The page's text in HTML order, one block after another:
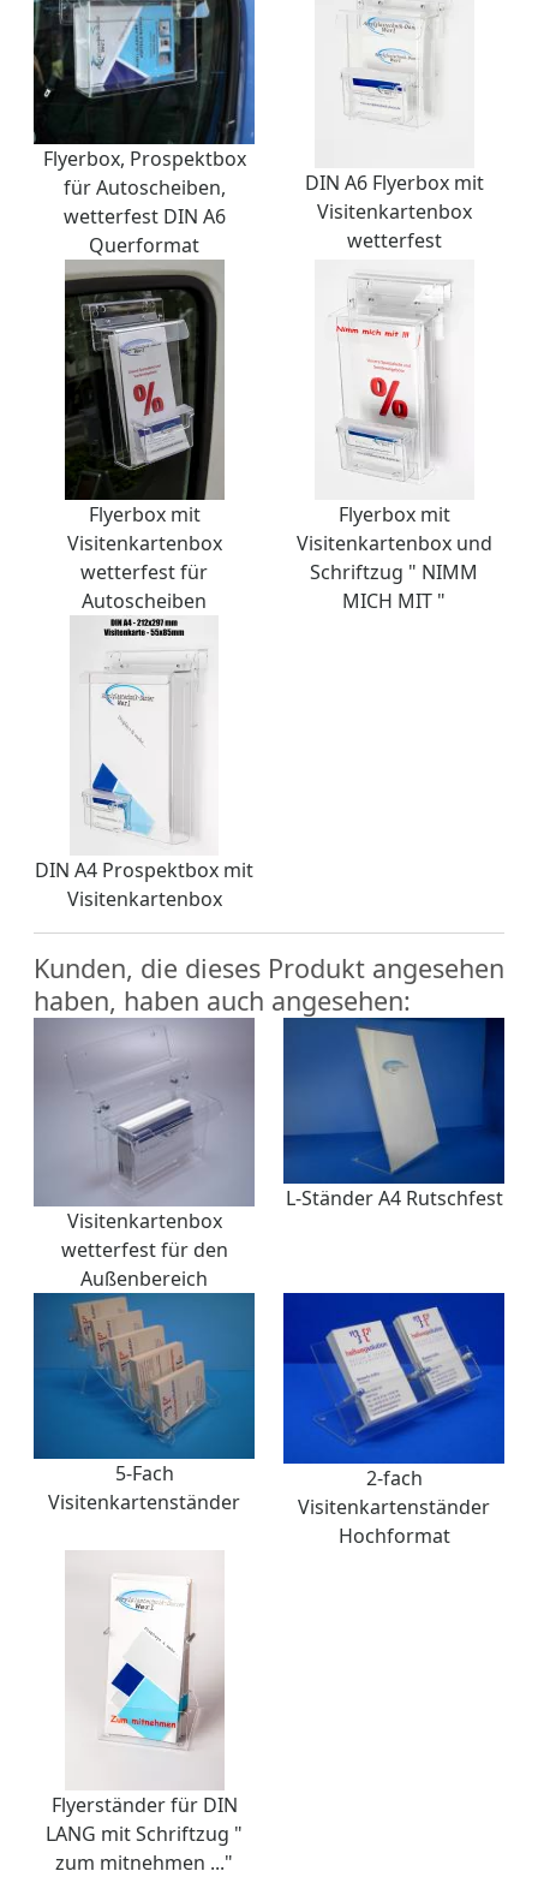
Flyerbox, Prospektbox
für Autoscheiben,
wetterfest DIN A6
Querformat
DIN A6 Flyerbox mit
Visitenkartenbox
wetterfest
Flyerbox mit
Visitenkartenbox
wetterfest für
Autoscheiben
Flyerbox mit
Visitenkartenbox und
Schriftzug " NIMM
MICH MIT "
DIN A4 Prospektbox mit
Visitenkartenbox
Kunden, die dieses Produkt angesehen
haben, haben auch angesehen:
Visitenkartenbox
wetterfest für den
Außenbereich
L-Ständer A4 Rutschfest
5-Fach
Visitenkartenständer
2-fach
Visitenkartenständer
Hochformat
Flyerständer für DIN
LANG mit Schriftzug "
zum mitnehmen ..."